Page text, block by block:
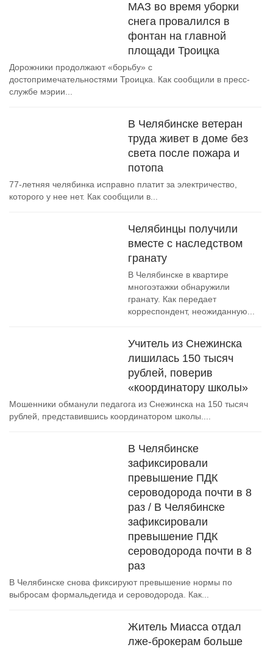
МАЗ во время уборки
снега провалился в
фонтан на главной
площади Троицка
Дорожники продолжают «борьбу» с
достопримечательностями Троицка. Как сообщили в пресс-
службе мэрии...
В Челябинске ветеран
труда живет в доме без
света после пожара и
потопа
77-летняя челябинка исправно платит за электричество,
которого у нее нет. Как сообщили в...
Челябинцы получили
вместе с наследством
гранату
В Челябинске в квартире
многоэтажки обнаружили
гранату. Как передает
корреспондент, неожиданную...
Учитель из Снежинска
лишилась 150 тысяч
рублей, поверив
«координатору школы»
Мошенники обманули педагога из Снежинска на 150 тысяч
рублей, представившись координатором школы....
В Челябинске
зафиксировали
превышение ПДК
сероводорода почти в 8
раз / В Челябинске
зафиксировали
превышение ПДК
сероводорода почти в 8
раз
В Челябинске снова фиксируют превышение нормы по
выбросам формальдегида и сероводорода. Как...
Житель Миасса отдал
лже-брокерам больше